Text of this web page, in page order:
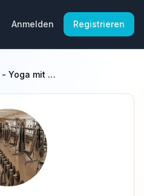
Anmelden Registrieren
Lotuspotential - Yoga mit Nadine Verde